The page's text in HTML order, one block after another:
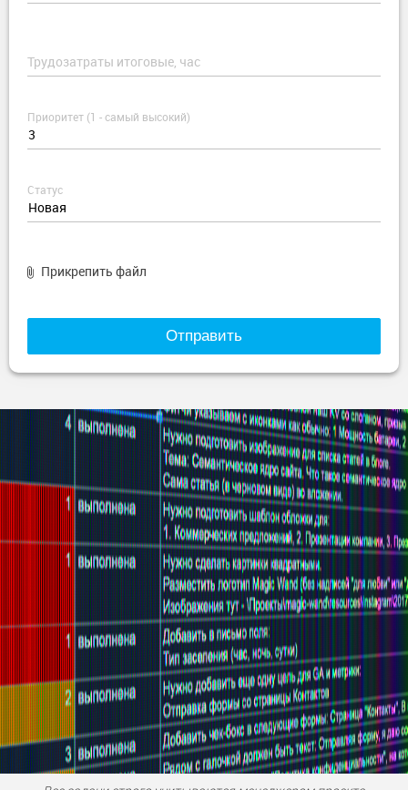
Трудозатраты итоговые, час
Приоритет (1 - самый высокий)
Статус
Прикрепить файл
Отправить